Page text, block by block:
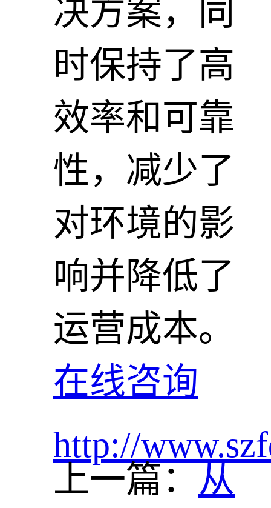
决方案，同
时保持了高
效率和可靠
性，减少了
对环境的影
响并降低了
运营成本。
在线咨询
http://
上一篇： 从